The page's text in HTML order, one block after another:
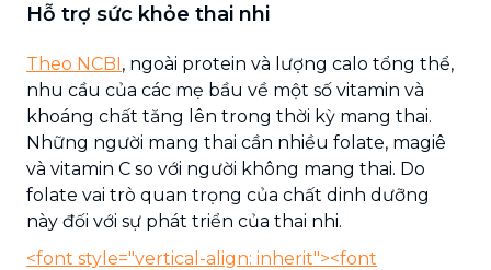
Hỗ trợ sức khỏe thai nhi
Theo NCBI, ngoài protein và lượng calo tổng thể,
nhu cầu của các mẹ bầu về một số vitamin và
khoáng chất tăng lên trong thời kỳ mang thai.
Những người mang thai cần nhiều folate, magiê
và vitamin C so với người không mang thai. Do
folate vai trò quan trọng của chất dinh dưỡng
này đối với sự phát triển của thai nhi.
<font style="vertical-align: inherit"><font